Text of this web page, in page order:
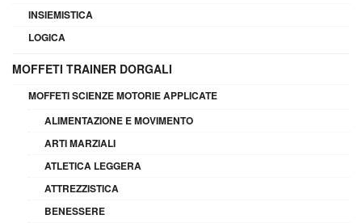
INSIEMISTICA
LOGICA
MOFFETI TRAINER DORGALI
MOFFETI SCIENZE MOTORIE APPLICATE
ALIMENTAZIONE E MOVIMENTO
ARTI MARZIALI
ATLETICA LEGGERA
ATTREZZISTICA
BENESSERE